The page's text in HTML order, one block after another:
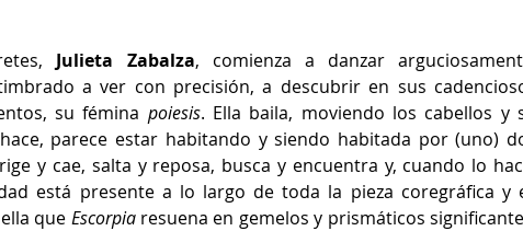
Julieta Zabalza, comienza a danzar
a ver con precisión, a descubrir en sus
su fémina poiesis. Ella baila, moviendo los cabellos y
parece estar habitando y siendo habitada por (uno)
y cae, salta y reposa, busca y encuentra y, cuando lo
está presente a lo largo de toda la pieza coregráfica y
que Escorpia resuena en gemelos y prismáticos